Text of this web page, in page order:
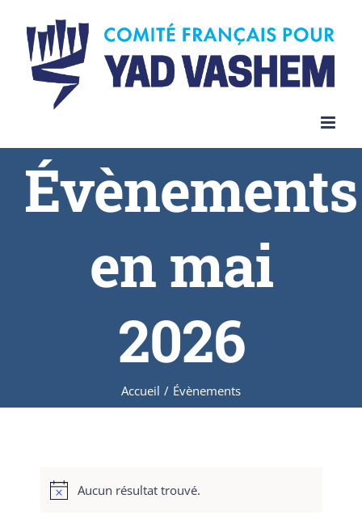
content
Évènements
en mai
2026
Accueil / Évènements
Aucun résultat trouvé.